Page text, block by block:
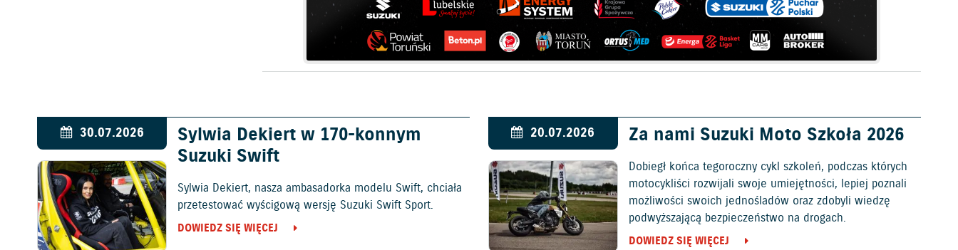
30.07.2026
Sylwia Dekiert w 170-konnym
Suzuki Swift
Sylwia Dekiert, nasza ambasadorka modelu Swift, chciała
przetestować wyścigową wersję Suzuki Swift Sport.
DOWIEDZ SIĘ WIĘCEJ
20.07.2026 Za nami Suzuki Moto Szkoła 2026
Dobiegł końca tegoroczny cykl szkoleń, podczas których
motocykliści rozwijali swoje umiejętności, lepiej poznali
możliwości swoich jednośladów oraz zdobyli wiedzę
podwyższającą bezpieczeństwo na drogach.
DOWIEDZ SIĘ WIĘCEJ